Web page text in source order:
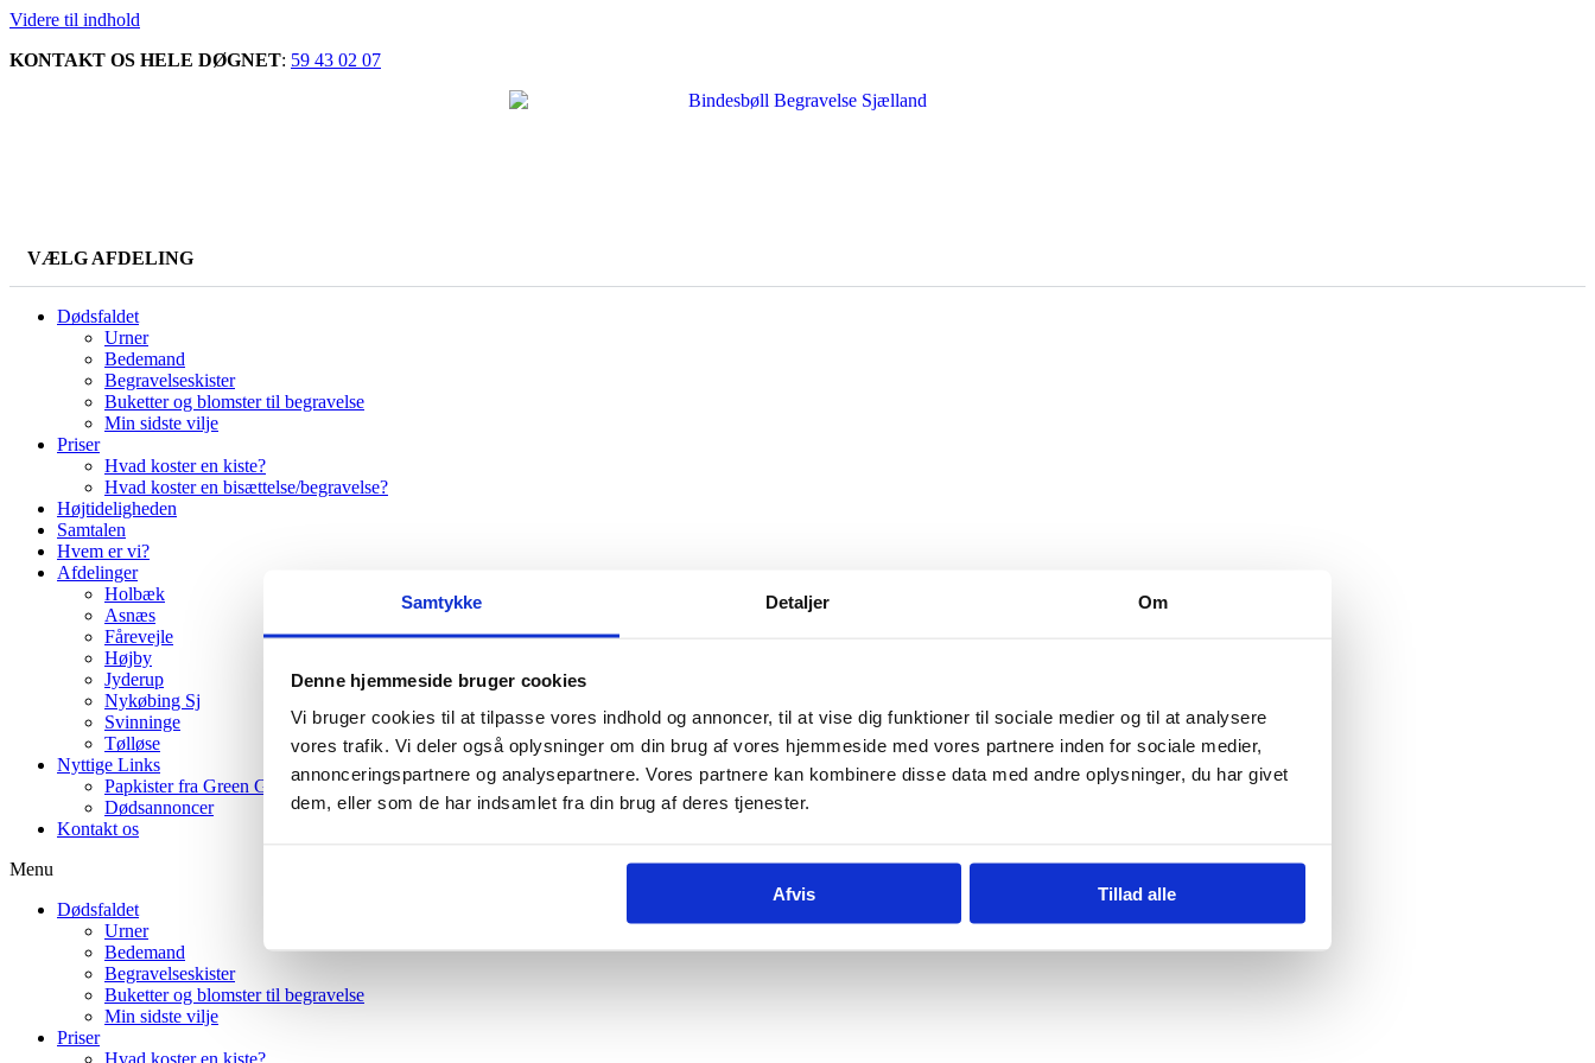
Samtykke Detaljer Om
Denne hjemmeside bruger cookies
Vi bruger cookies til at tilpasse vores indhold og annoncer, til at vise dig funktioner til sociale medier og til at analysere
vores trafik. Vi deler også oplysninger om din brug af vores hjemmeside med vores partnere inden for sociale medier,
annonceringspartnere og analysepartnere. Vores partnere kan kombinere disse data med andre oplysninger, du har givet
dem, eller som de har indsamlet fra din brug af deres tjenester.
Afvis Tillad alle
Videre til indhold
KONTAKT OS HELE DØGNET: 59 43 02 07
VÆLG AFDELING
Dødsfaldet
Urner
Bedemand
Begravelseskister
Buketter og blomster til begravelse
Min sidste vilje
Priser
Hvad koster en kiste?
Hvad koster en bisættelse/begravelse?
Højtideligheden
Samtalen
Hvem er vi?
Afdelinger
Holbæk
Asnæs
Fårevejle
Højby
Jyderup
Nykøbing Sj
Svinninge
Tølløse
Nyttige Links
Papkister fra Green Goodbye
Dødsannoncer
Kontakt os
Menu
Dødsfaldet
Urner
Bedemand
Begravelseskister
Buketter og blomster til begravelse
Min sidste vilje
Priser
Hvad koster en kiste?